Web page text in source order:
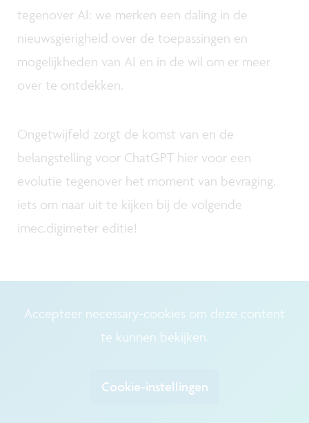
tegenover AI: we merken een daling in de
nieuwsgierigheid over de toepassingen en
mogelijkheden van AI en in de wil om er meer
over te ontdekken.
Ongetwijfeld zorgt de komst van en de
belangstelling voor ChatGPT hier voor een
evolutie tegenover het moment van bevraging,
iets om naar uit te kijken bij de volgende
imec.digimeter editie!
Accepteer necessary-cookies om deze content
te kunnen bekijken.
Cookie-instellingen